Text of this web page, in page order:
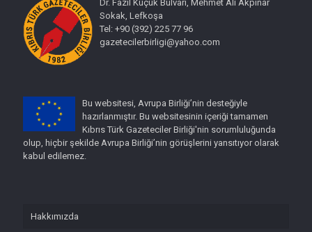
Dr. Fazıl Küçük Bulvarı, Mehmet Ali Akpınar
Sokak, Lefkoşa
Tel: +90 (392) 225 77 96
gazetecilerbirligi@yahoo.com
Bu websitesi, Avrupa Birliği’nin desteğiyle
hazırlanmıştır. Bu websitesinin içeriği tamamen
Kıbrıs Türk Gazeteciler Birliği'nin sorumluluğunda
olup, hiçbir şekilde Avrupa Birliği’nin görüşlerini yansıtıyor olarak
kabul edilemez.
Hakkımızda